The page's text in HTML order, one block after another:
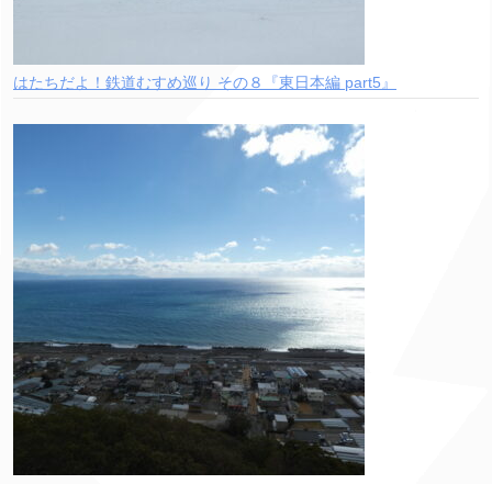
はたちだよ！鉄道むすめ巡り その８『東日本編 part5』